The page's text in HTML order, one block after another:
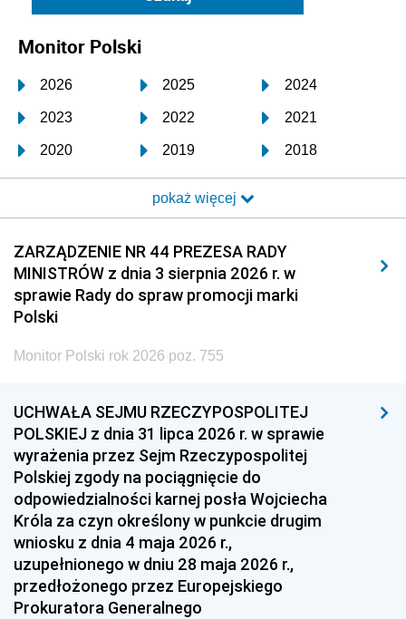
Monitor Polski
2026 2025 2024
2023 2022 2021
2020 2019 2018
2017 2016 2015
2014 2013 2012
2011 2010 2009
2008 2007 2006
2005
1996 1995 1994
1993 1992 1991
1990 1989
1987 1986 1985
1984 1983
1981 1980 1979
1978 1977
pokaż więcej
ZARZĄDZENIE NR 44 PREZESA RADY
MINISTRÓW z dnia 3 sierpnia 2026 r. w
sprawie Rady do spraw promocji marki
Polski
Monitor Polski rok 2026 poz. 755
UCHWAŁA SEJMU RZECZYPOSPOLITEJ
POLSKIEJ z dnia 31 lipca 2026 r. w sprawie
wyrażenia przez Sejm Rzeczypospolitej
Polskiej zgody na pociągnięcie do
odpowiedzialności karnej posła Wojciecha
Króla za czyn określony w punkcie drugim
wniosku z dnia 4 maja 2026 r.,
uzupełnionego w dniu 28 maja 2026 r.,
przedłożonego przez Europejskiego
Prokuratora Generalnego